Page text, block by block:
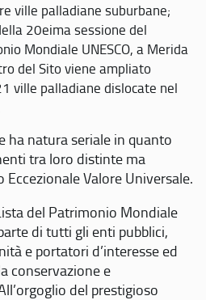
ville palladiane suburbane;
20eima sessione del
Mondiale UNESCO, a Merida
del Sito viene ampliato
ville palladiane dislocate nel
ha natura seriale in quanto
tra loro distinte ma
Valore Universale.
del Patrimonio Mondiale
di tutti gli enti pubblici,
e portatori d’interesse ed
conservazione e
del prestigioso